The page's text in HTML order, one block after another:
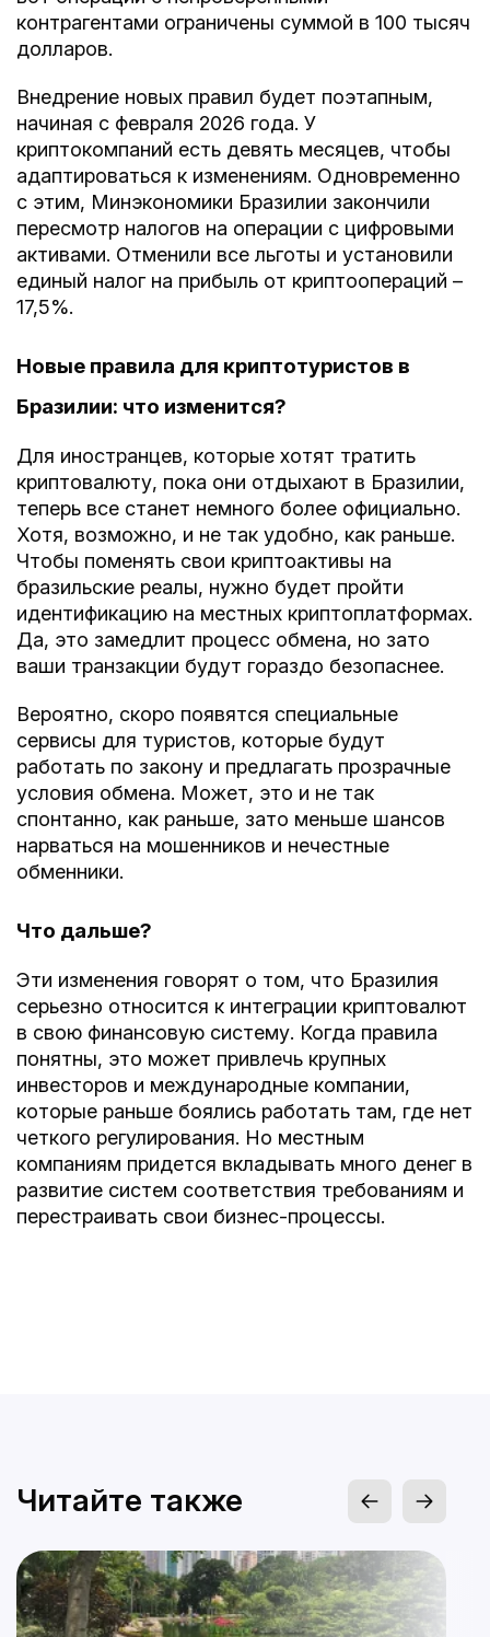
контрагентами ограничены суммой в 100 тысяч
долларов.
Внедрение новых правил будет поэтапным,
начиная с февраля 2026 года. У
криптокомпаний есть девять месяцев, чтобы
адаптироваться к изменениям. Одновременно
с этим, Минэкономики Бразилии закончили
пересмотр налогов на операции с цифровыми
активами. Отменили все льготы и установили
единый налог на прибыль от криптоопераций –
17,5%.
Новые правила для криптотуристов в
Бразилии: что изменится?
Для иностранцев, которые хотят тратить
криптовалюту, пока они отдыхают в Бразилии,
теперь все станет немного более официально.
Хотя, возможно, и не так удобно, как раньше.
Чтобы поменять свои криптоактивы на
бразильские реалы, нужно будет пройти
идентификацию на местных криптоплатформах.
Да, это замедлит процесс обмена, но зато
ваши транзакции будут гораздо безопаснее.
Вероятно, скоро появятся специальные
сервисы для туристов, которые будут
работать по закону и предлагать прозрачные
условия обмена. Может, это и не так
спонтанно, как раньше, зато меньше шансов
нарваться на мошенников и нечестные
обменники.
Что дальше?
Эти изменения говорят о том, что Бразилия
серьезно относится к интеграции криптовалют
в свою финансовую систему. Когда правила
понятны, это может привлечь крупных
инвесторов и международные компании,
которые раньше боялись работать там, где нет
четкого регулирования. Но местным
компаниям придется вкладывать много денег в
развитие систем соответствия требованиям и
перестраивать свои бизнес-процессы.
Читайте также